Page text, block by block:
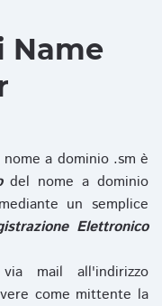
Name
a dominio .sm è
del nome a dominio
un semplice
Elettronico
mail all'indirizzo
come mittente la